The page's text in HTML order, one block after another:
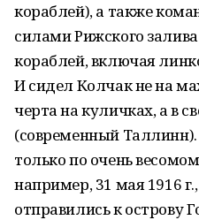
кораблей), а также
силами Рижского
кораблей, включая
И сидел Колчак не на
черта на куличках, а в
(современный
только по очень
например, 31 мая 1916
отправились к острову